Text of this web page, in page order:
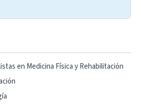
en Medicina Física y Rehabilitación